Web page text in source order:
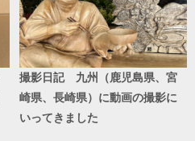
撮影日記 九州（鹿児島県、宮
崎県、長崎県）に動画の撮影に
いってきました